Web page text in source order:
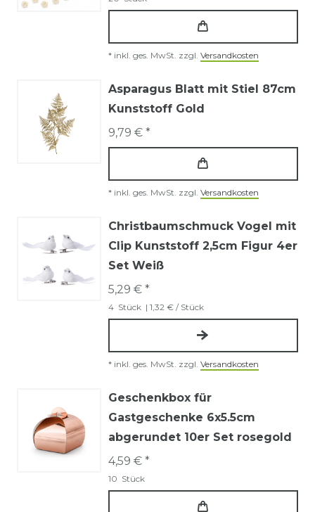
* inkl. ges. MwSt. zzgl. Versandkosten
Asparagus Blatt mit Stiel 87cm
Kunststoff Gold
9,79 € *
* inkl. ges. MwSt. zzgl. Versandkosten
Christbaumschmuck Vogel mit
Clip Kunststoff 2,5cm Figur 4er
Set Weiß
5,29 € *
4 Stück | 1,32 € / Stück
* inkl. ges. MwSt. zzgl. Versandkosten
Geschenkbox für
Gastgeschenke 6x5.5cm
abgerundet 10er Set rosegold
4,59 € *
10 Stück